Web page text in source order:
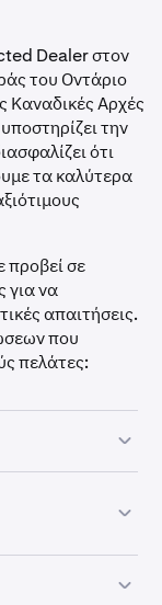
Dealer στον
του Οντάριο
Καναδικές Αρχές
την
ότι
τα καλύτερα
προβεί σε
για να
απαιτήσεις.
που
πελάτες:
καταστάσεις
λαμβάνουν μια
του
για
νομικές